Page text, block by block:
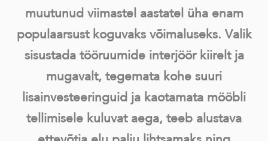
muutunud viimastel aastatel üha enam
populaarsust koguvaks võimaluseks. Valik
sisustada tööruumide interjöör kiirelt ja
mugavalt, tegemata kohe suuri
lisainvesteeringuid ja kaotamata mööbli
tellimisele kuluvat aega, teeb alustava